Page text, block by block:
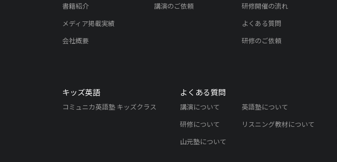
書籍紹介
メディア掲載実績
会社概要
講演のご依頼
研修開催の流れ
よくある質問
研修のご依頼
キッズ英語
コミュニカ英語塾 キッズクラス
よくある質問
講演について
研修について
山元塾について
英語塾について
リスニング教材について